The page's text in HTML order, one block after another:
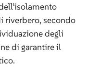
riverbero, secondo
degli
di garantire il